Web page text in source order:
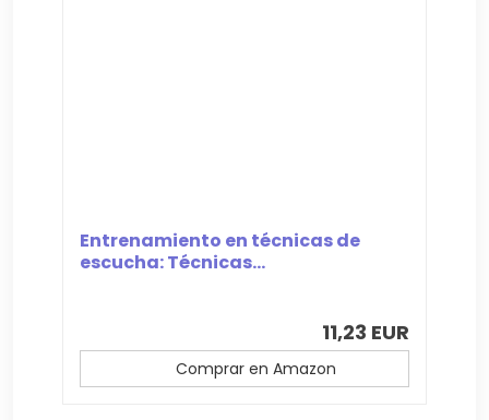
Entrenamiento en técnicas de
escucha: Técnicas...
11,23 EUR
Comprar en Amazon